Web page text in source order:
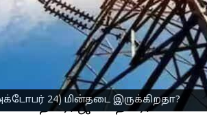
24) மின்தடை இருக்கிறதா?
உள்ளனர்.
சாலைப்புதூர்,
அரசம்பாளையம்,